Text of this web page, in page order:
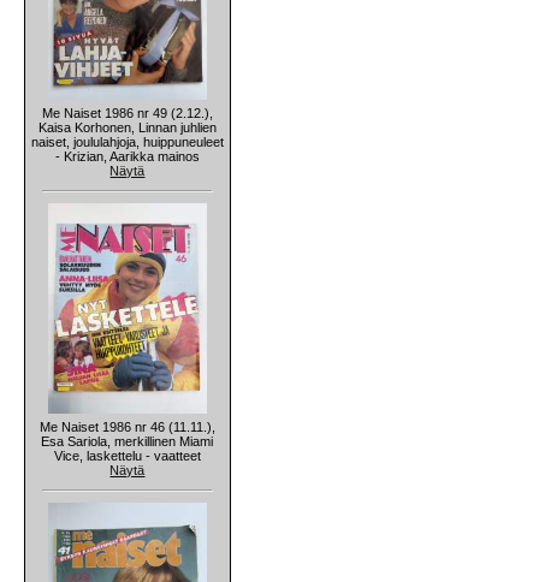
Me Naiset 1986 nr 49 (2.12.),
Kaisa Korhonen, Linnan juhlien
naiset, joululahjoja, huippuneuleet
- Krizian, Aarikka mainos
Näytä
Me Naiset 1986 nr 46 (11.11.),
Esa Sariola, merkillinen Miami
Vice, laskettelu - vaatteet
Näytä